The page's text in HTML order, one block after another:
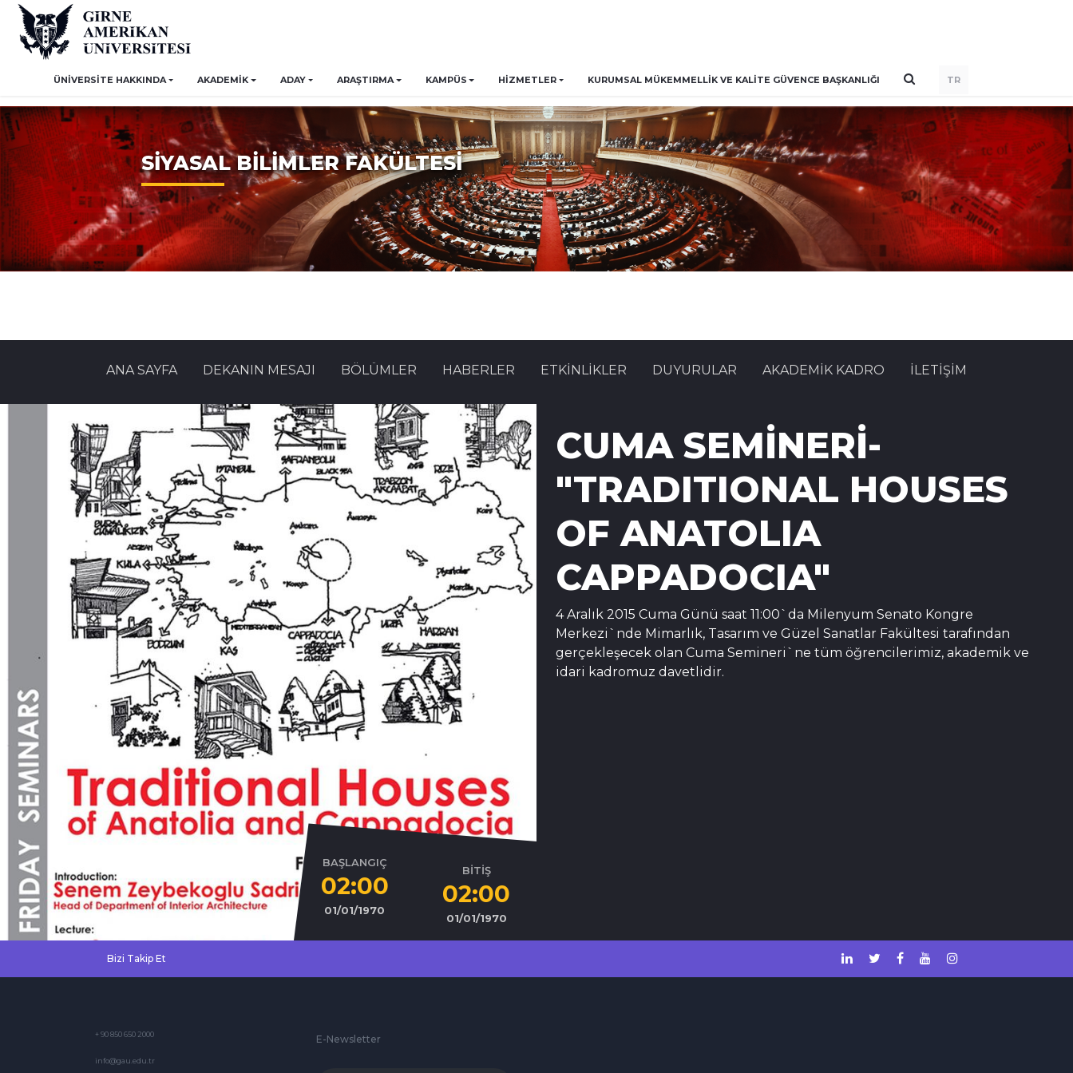
ÜNİVERSİTE HAKKINDA AKADEMİK ADAY ARAŞTIRMA KAMPÜS HİZMETLER KURUMSAL MÜKEMMELLIK VE KALITE GÜVENCE BAŞKANLIĞI TR
SİYASAL BİLİMLER FAKÜLTESİ
ANA SAYFA DEKANIN MESAJI BÖLÜMLER HABERLER ETKINLIKLER DUYURULAR AKADEMİK KADRO İLETİŞİM
BAŞLANGIÇ
02:00
01/01/1970
BİTİŞ
02:00
01/01/1970
CUMA SEMİNERİ-
"TRADITIONAL HOUSES
OF ANATOLIA
CAPPADOCIA"
4 Aralık 2015 Cuma Günü saat 11:00`da Milenyum Senato Kongre
Merkezi`nde Mimarlık, Tasarım ve Güzel Sanatlar Fakültesi tarafından
gerçekleşecek olan Cuma Semineri`ne tüm öğrencilerimiz, akademik ve
idari kadromuz davetlidir.
Bizi Takip Et
+ 90 850 650 2000
info@gau.edu.tr
E-Newsletter